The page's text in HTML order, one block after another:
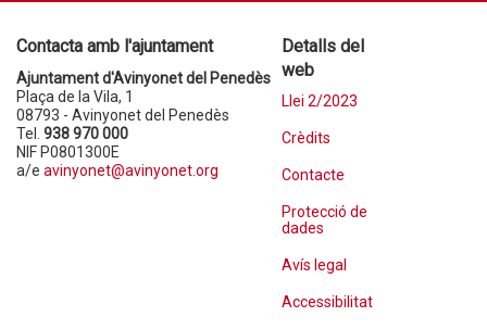
Contacta amb l'ajuntament
Ajuntament d'Avinyonet del Penedès
Plaça de la Vila, 1
08793 - Avinyonet del Penedès
Tel. 938 970 000
NIF P0801300E
a/e avinyonet@avinyonet.org
Detalls del
web
Llei 2/2023
Crèdits
Contacte
Protecció de
dades
Avís legal
Accessibilitat